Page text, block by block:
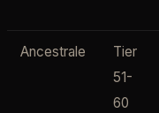
Ancestrale
Tier
51-
60